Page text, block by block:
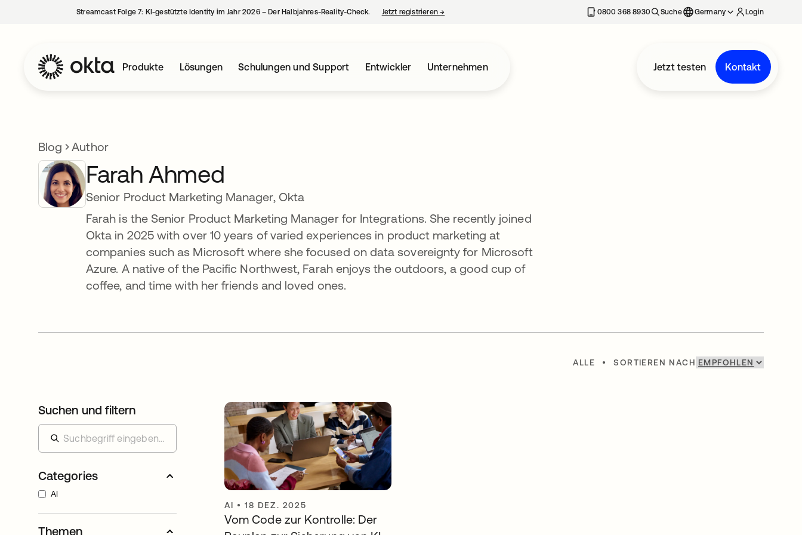
Streamcast Folge 7: KI-gestützte Identity im Jahr 2026 – Der Halbjahres-Reality-Check. Jetzt registrieren→ 0800 368 8930 Suche Germany Login
Produkte Lösungen Schulungen und Support Entwickler Unternehmen Jetzt testen Kontakt
Blog Author
Farah Ahmed
Senior Product Marketing Manager, Okta
Farah is the Senior Product Marketing Manager for Integrations. She recently joined
Okta in 2025 with over 10 years of varied experiences in product marketing at
companies such as Microsoft where she focused on data sovereignty for Microsoft
Azure. A native of the Pacific Northwest, Farah enjoys the outdoors, a good cup of
coffee, and time with her friends and loved ones.
ALLE • SORTIEREN NACH
Suchen und filtern
Categories
AI
Themen
AI •18 DEZ. 2025
Vom Code zur Kontrolle: Der